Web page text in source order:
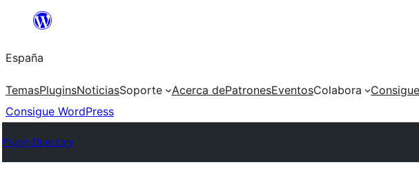
Saltar
contenido
España
TemasPluginsNoticiasSoporte Acerca dePatronesEventosColabora
Consigue WordPress
Plugin Directory